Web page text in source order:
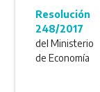
Resolución
248/2017
del Ministerio
de Economía